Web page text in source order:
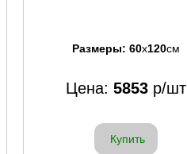
Размеры: 60x120см
Цена: 5853 р/шт
Купить